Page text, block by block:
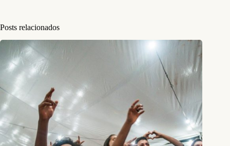
Posts relacionados